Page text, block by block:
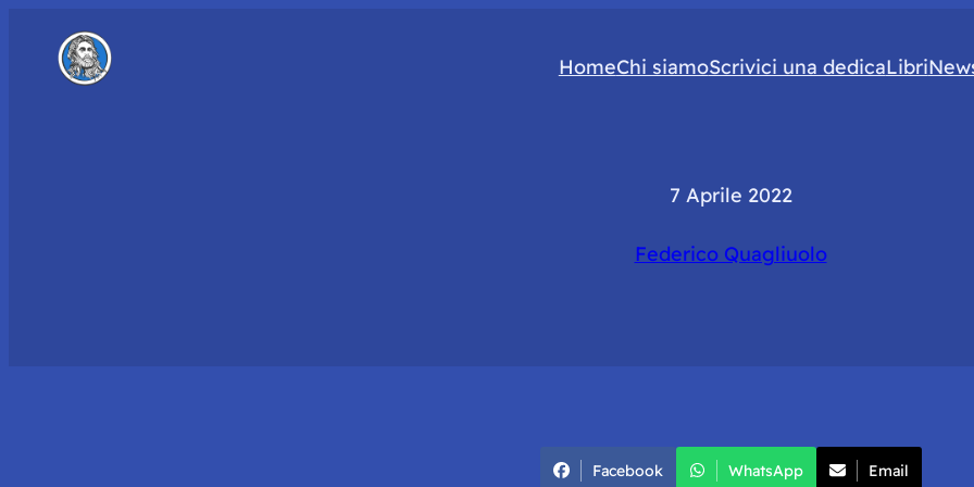
HomeChi siamoScrivici una dedicaLibri
7 Aprile 2022
Federico Quagliuolo
Facebook WhatsApp Email